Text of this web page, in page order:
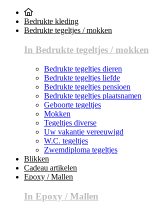
Bedrukte kleding
Bedrukte tegeltjes / mokken
In Bedrukte tegeltjes / mokken
Bedrukte tegeltjes dieren
Bedrukte tegeltjes liefde
Bedrukte tegeltjes pensioen
Bedrukte tegeltjes plaatsnamen
Geboorte tegeltjes
Mokken
Tegeltjes diverse
Uw vakantie vereeuwigd
W.C. tegeltjes
Zwemdiploma tegeltjes
Blikken
Cadeau artikelen
Epoxy / Mallen
In Epoxy / Mallen